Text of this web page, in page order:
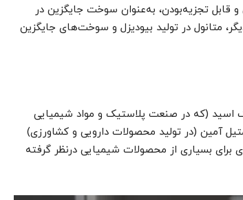
و قابل تجزیه‌بودن، به‌عنوان سوخت جایگزین در
متانول در تولید بیودیزل و سوخت‌های جایگزین
اسید (که در صنعت پلاستیک و مواد شیمیایی
آمین (در تولید محصولات دارویی و کشاورزی)
برای بسیاری از محصولات شیمیایی درنظر گرفته